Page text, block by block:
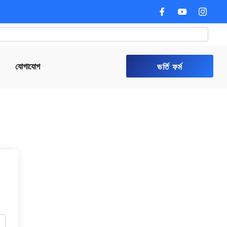
যোগাযোগ ভর্তি ফর্ম